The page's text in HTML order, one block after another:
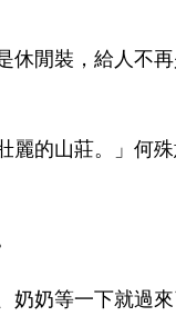
休閒裝，給人不
麗的山莊。」何
奶奶等一下就過